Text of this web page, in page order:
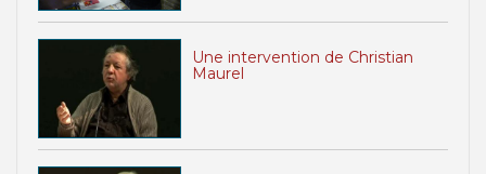
Une intervention de Christian
Maurel